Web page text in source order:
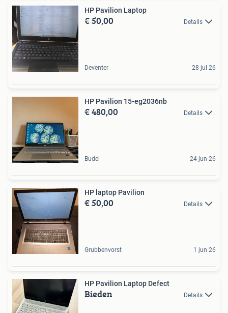
HP Pavilion Laptop
€ 50,00 Details
Deventer 28 jul 26
HP Pavilion 15-eg2036nb
€ 480,00 Details
Budel 24 jun 26
HP laptop Pavilion
€ 50,00 Details
Grubbenvorst 1 jun 26
HP Pavilion Laptop Defect
Bieden Details